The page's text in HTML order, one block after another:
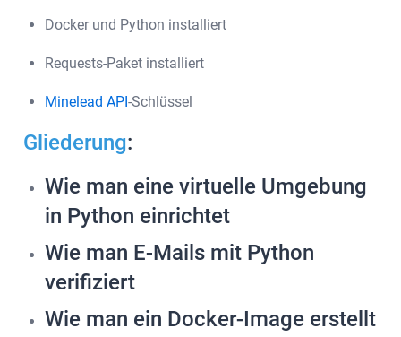
Docker und Python installiert
Requests-Paket installiert
Minelead API-Schlüssel
Gliederung:
Wie man eine virtuelle Umgebung
in Python einrichtet
Wie man E-Mails mit Python
verifiziert
Wie man ein Docker-Image erstellt